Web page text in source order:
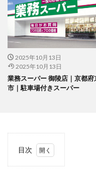
2025年10月13日
2025年10月13日
業務スーパー 御陵店｜京都府
市｜駐車場付きスーパー
目次